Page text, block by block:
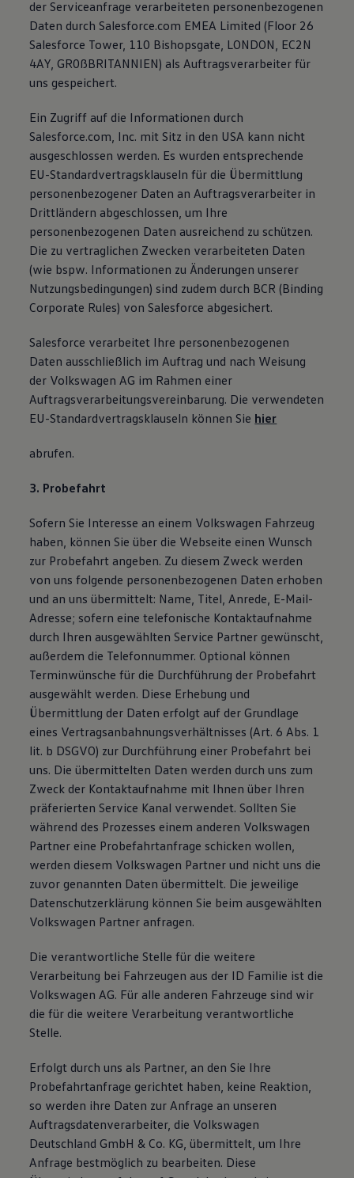
der Serviceanfrage verarbeiteten personenbezogenen
Daten durch Salesforce.com EMEA Limited (Floor 26
Salesforce Tower, 110 Bishopsgate, LONDON, EC2N
4AY, GR0ßBRITANNIEN) als Auftragsverarbeiter für
uns gespeichert.
Ein Zugriff auf die Informationen durch
Salesforce.com, Inc. mit Sitz in den USA kann nicht
ausgeschlossen werden. Es wurden entsprechende
EU-Standardvertragsklauseln für die Übermittlung
personenbezogener Daten an Auftragsverarbeiter in
Drittländern abgeschlossen, um Ihre
personenbezogenen Daten ausreichend zu schützen.
Die zu vertraglichen Zwecken verarbeiteten Daten
(wie bspw. Informationen zu Änderungen unserer
Nutzungsbedingungen) sind zudem durch BCR (Binding
Corporate Rules) von Salesforce abgesichert.
Salesforce verarbeitet Ihre personenbezogenen
Daten ausschließlich im Auftrag und nach Weisung
der Volkswagen AG im Rahmen einer
Auftragsverarbeitungsvereinbarung. Die verwendeten
EU-Standardvertragsklauseln können Sie hier
abrufen.
3. Probefahrt
Sofern Sie Interesse an einem Volkswagen Fahrzeug
haben, können Sie über die Webseite einen Wunsch
zur Probefahrt angeben. Zu diesem Zweck werden
von uns folgende personenbezogenen Daten erhoben
und an uns übermittelt: Name, Titel, Anrede, E-Mail-
Adresse; sofern eine telefonische Kontaktaufnahme
durch Ihren ausgewählten Service Partner gewünscht,
außerdem die Telefonnummer. Optional können
Terminwünsche für die Durchführung der Probefahrt
ausgewählt werden. Diese Erhebung und
Übermittlung der Daten erfolgt auf der Grundlage
eines Vertragsanbahnungsverhältnisses (Art. 6 Abs. 1
lit. b DSGVO) zur Durchführung einer Probefahrt bei
uns. Die übermittelten Daten werden durch uns zum
Zweck der Kontaktaufnahme mit Ihnen über Ihren
präferierten Service Kanal verwendet. Sollten Sie
während des Prozesses einem anderen Volkswagen
Partner eine Probefahrtanfrage schicken wollen,
werden diesem Volkswagen Partner und nicht uns die
zuvor genannten Daten übermittelt. Die jeweilige
Datenschutzerklärung können Sie beim ausgewählten
Volkswagen Partner anfragen.
Die verantwortliche Stelle für die weitere
Verarbeitung bei Fahrzeugen aus der ID Familie ist die
Volkswagen AG. Für alle anderen Fahrzeuge sind wir
die für die weitere Verarbeitung verantwortliche
Stelle.
Erfolgt durch uns als Partner, an den Sie Ihre
Probefahrtanfrage gerichtet haben, keine Reaktion,
so werden ihre Daten zur Anfrage an unseren
Auftragsdatenverarbeiter, die Volkswagen
Deutschland GmbH & Co. KG, übermittelt, um Ihre
Anfrage bestmöglich zu bearbeiten. Diese